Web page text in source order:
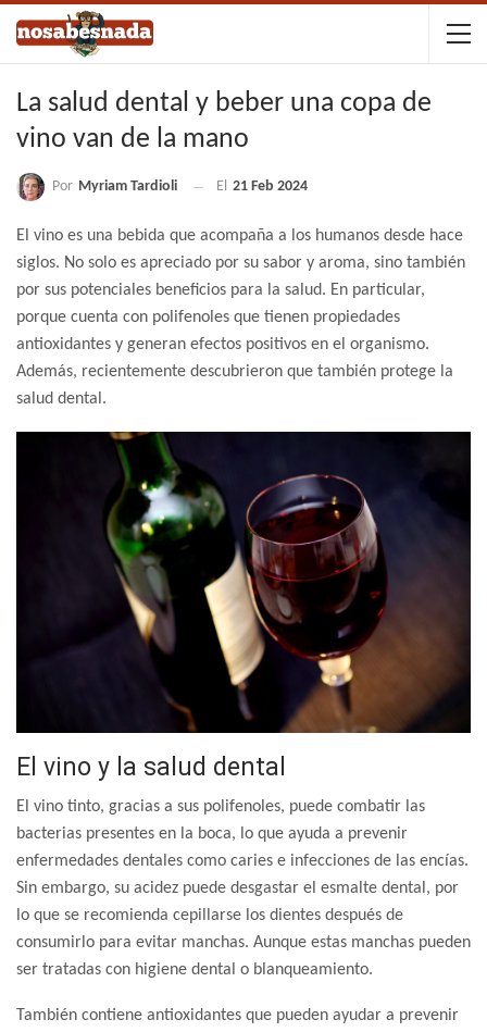
La salud dental y beber una copa de
vino van de la mano
Por Myriam Tardioli El 21 Feb 2024
El vino es una bebida que acompaña a los humanos desde hace
siglos. No solo es apreciado por su sabor y aroma, sino también
por sus potenciales beneficios para la salud. En particular,
porque cuenta con polifenoles que tienen propiedades
antioxidantes y generan efectos positivos en el organismo.
Además, recientemente descubrieron que también protege la
salud dental.
El vino y la salud dental
El vino tinto, gracias a sus polifenoles, puede combatir las
bacterias presentes en la boca, lo que ayuda a prevenir
enfermedades dentales como caries e infecciones de las encías.
Sin embargo, su acidez puede desgastar el esmalte dental, por
lo que se recomienda cepillarse los dientes después de
consumirlo para evitar manchas. Aunque estas manchas pueden
ser tratadas con higiene dental o blanqueamiento.
También contiene antioxidantes que pueden ayudar a prevenir